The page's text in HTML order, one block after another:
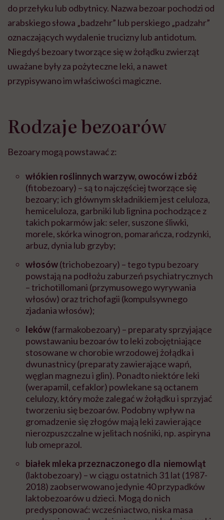
do przełyku lub odbytnicy. Nazwa bezoar pochodzi od
arabskiego słowa „badzehr” lub perskiego „padzahr”
oznaczających wydalenie trucizny lub antidotum.
Niegdyś bezoary tworzące się w żołądku zwierząt
uważane były za pożyteczne leki, a nawet
przypisywano im właściwości magiczne.
Rodzaje bezoarów
Bezoary mogą powstawać z:
włókien roślinnych warzyw, owoców i zbóż
(fitobezoary) – są to najczęściej tworzące się
bezoary; ich głównym składnikiem jest celuloza,
hemiceluloza, garbniki lub lignina pochodzące z
takich pokarmów jak: seler, suszone śliwki,
morele, skórka winogron, pomarańcza, rodzynki,
arbuz, dynia lub grzyby;
włosów(trichobezoary) – tego typu bezoary
powstają na podłożu zaburzeń psychiatrycznych
– trichotillomani (przymusowego wyrywania
włosów) oraz trichofagii (kompulsywnego
zjadania włosów);
leków(farmakobezoary) – preparaty sprzyjające
powstawaniu bezoarów to leki zobojętniające
stosowane w chorobie wrzodowej żołądka i
dwunastnicy (preparaty zawierające wapń,
węglan magnezu i glin). Ponadto niektóre leki
(werapamil, cefaklor) powlekane są octanem
celulozy, który może zalegać w żołądku i sprzyjać
tworzeniu się bezoarów. Podobny wpływ na
gromadzenie się złogów mają leki zawierające
nierozpuszczalne w jelitach nośniki, np. aspiryna
lub omeprazol.
białek mleka przeznaczonego dla niemowląt
(laktobezoary) – w ciągu ostatnich 31 lat (1987-
2018) zaobserwowano jedynie 40 przypadków
laktobezoarów u dzieci. Mogą do nich
predysponować: wcześniactwo, niska masa